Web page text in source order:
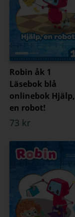
Robin åk 1
Läsebok blå
onlinebok Hjälp,
en robot!
73 kr